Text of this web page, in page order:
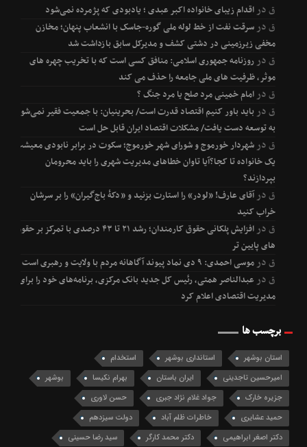
قدراقدام زیبای خانواده اکبر عبدی ؛ یادبودی که پژمرده نمی‌شود
قدرسرقت نفت از خط لوله ملی گوره-جاسک با انشعاب پنهان؛ مخازن
مخفی زیرزمینی در دشتی کشف و مدیرکل سابق بازداشت شد
قدرروزنامه جمهوری اسلامی: منافق کسی است که با تخریب چهره های
موثر، ظرفیت های ملی جامعه را حذف می کند
قدرامام خمینی مرد صلح یا مرد جنگ ؟
قدرباید باور کنیم اقتصاد قدرت است/ بحرینیان: با جمعیت فقیر نمی‌شود
به توسعه دست یافت/ مشکلات اقتصاد ایران قابل حل است
قدرشهردار خورموج و شورای شهر خورموج؛ سکوت در برابر نابودی معیشت
یک خانواده تا کجا؟آیا تاوان خطاهای مدیریت شهری را باید محرومان
بپردازند؟
قدرآقای عارف! «لودر» را استارت بزنید و «دکۀ باج‌گیران» را بر سرشان
خراب کنید
قدر
افزایش پلکانی حقوق کارمندان؛ رشد ۲۱ تا ۴۳ درصدی با تمرکز بر حقوق
های پایین تر
قدرموسی احمدی: ۹ دی نماد پیوند آگاهانه مردم با ولایت و رهبری است
قدر عبدالناصر همتی، رئیس کل جدید بانک مرکزی، برنامه‌های خود را برای
مدیریت اقتصادی اعلام کرد
برچسب ها
استان بوشهر استانداری بوشهر
استخدام
امیرحسین تاجدینی
ایران باستان بهرام نکیسا
بوشهر
جزیره خارک
جواد غلام نژاد جبری
حسن لاوری
حمید عشایری
خاطرات ظلم آباد
دولت سیزدهم
دکتر اصغر ابراهیمی
دکتر محمد کارگر سید رضا حسینی